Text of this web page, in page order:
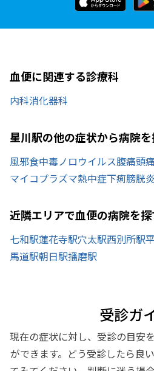
血便に関連する診療科
内科消化器科
星川駅の他の症状から病院
風邪食中毒ノロウイルス腹痛頭痛
マイコプラズマ熱中症下痢膀胱炎
近隣エリアで血便の病院を探
七和駅蓮花寺駅穴太駅西別所駅
馬道駅朝日駅播磨駅
受診ガ
現在の症状に対し、受診の目安
ができます。どう受診したら良